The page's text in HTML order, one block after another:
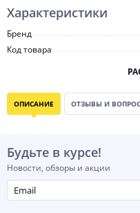
Характеристики
Бренд
Код товара
ОПИСАНИЕ ОТЗЫВЫ И
Будьте в курсе!
Новости, обзоры и акции